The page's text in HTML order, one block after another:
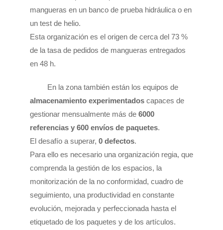
mangueras en un banco de prueba hidráulica o en
un test de helio.
Esta organización es el origen de cerca del 73 %
de la tasa de pedidos de mangueras entregados
en 48 h.
En la zona también están los equipos de
almacenamiento experimentados capaces de
gestionar mensualmente más de 6000
referencias y 600 envíos de paquetes.
El desafío a superar, 0 defectos.
Para ello es necesario una organización regia, que
comprenda la gestión de los espacios, la
monitorización de la no conformidad, cuadro de
seguimiento, una productividad en constante
evolución, mejorada y perfeccionada hasta el
etiquetado de los paquetes y de los artículos.